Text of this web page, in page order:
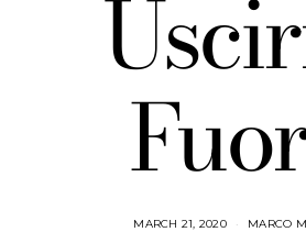
MARCH 21, 2020 MARCO